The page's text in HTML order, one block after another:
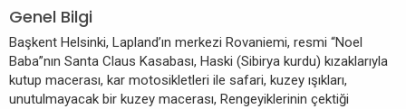
Genel Bilgi
Başkent Helsinki, Lapland’ın merkezi Rovaniemi, resmi “Noel
Baba”nın Santa Claus Kasabası, Haski (Sibirya kurdu) kızaklarıyla
kutup macerası, kar motosikletleri ile safari, kuzey ışıkları,
unutulmayacak bir kuzey macerası, Rengeyiklerinin çektiği